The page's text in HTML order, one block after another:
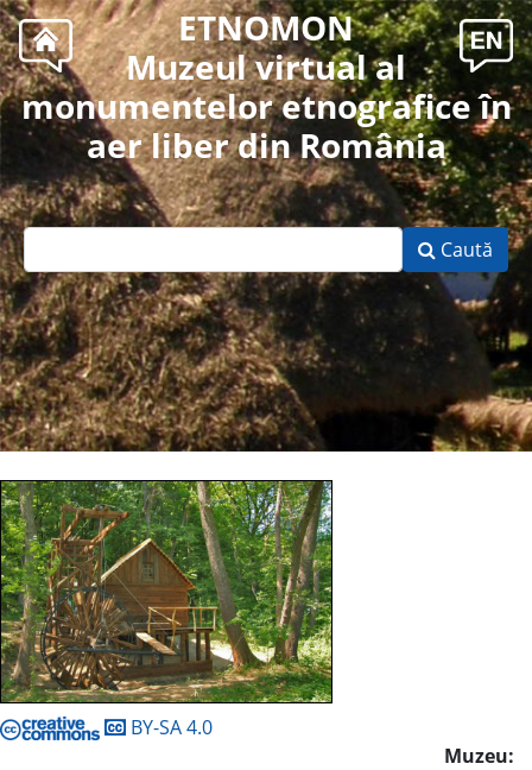
ETNOMON
Muzeul virtual al
monumentelor etnografice în
aer liber din România
Caută
BY-SA 4.0
Muzeu: